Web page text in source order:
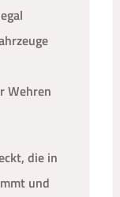
Wehren
die in
und